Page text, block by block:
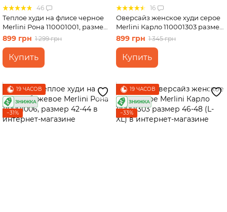
46
Теплое худи на флисе черное
Merlini Рона 110001001, размер
42-44
899 грн 1 299 грн
Купить
16
Оверсайз женское худи серое
Merlini Карло 110001303 размер
50-52 (2XL-3XL)
899 грн 1 345 грн
Купить
19 ЧАСОВ
−31%
19 ЧАСОВ
−33%